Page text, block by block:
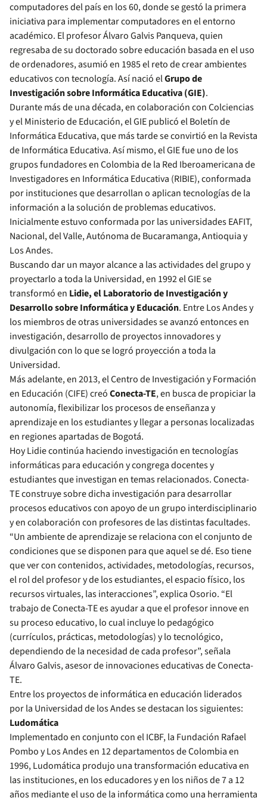
computadores del país en los 60, donde se gestó la primera
iniciativa para implementar computadores en el entorno
académico. El profesor Álvaro Galvis Panqueva, quien
regresaba de su doctorado sobre educación basada en el uso
de ordenadores, asumió en 1985 el reto de crear ambientes
educativos con tecnología. Así nació elGrupo de
Investigación sobre Informática Educativa (GIE).
Durante más de una década, en colaboración con Colciencias
y el Ministerio de Educación, el GIE publicó el Boletín de
Informática Educativa, que más tarde se convirtió en la Revista
de Informática Educativa. Así mismo, el GIE fue uno de los
grupos fundadores en Colombia de la Red Iberoamericana de
Investigadores en Informática Educativa (RIBIE), conformada
por instituciones que desarrollan o aplican tecnologías de la
información a la solución de problemas educativos.
Inicialmente estuvo conformada por las universidades EAFIT,
Nacional, del Valle, Autónoma de Bucaramanga, Antioquia y
Los Andes.
Buscando dar un mayor alcance a las actividades del grupo y
proyectarlo a toda la Universidad, en 1992 el GIE se
transformó en Lidie, el Laboratorio de Investigación y
Desarrollo sobre Informática y Educación. Entre Los Andes y
los miembros de otras universidades se avanzó entonces en
investigación, desarrollo de proyectos innovadores y
divulgación con lo que se logró proyección a toda la
Universidad.
Más adelante, en 2013, el Centro de Investigación y Formación
en Educación (CIFE) creóConecta-TE, en busca de propiciar la
autonomía, flexibilizar los procesos de enseñanza y
aprendizaje en los estudiantes y llegar a personas localizadas
en regiones apartadas de Bogotá.
Hoy Lidie continúa haciendo investigación en tecnologías
informáticas para educación y congrega docentes y
estudiantes que investigan en temas relacionados. Conecta-
TE construye sobre dicha investigación para desarrollar
procesos educativos con apoyo de un grupo interdisciplinario
y en colaboración con profesores de las distintas facultades.
“Un ambiente de aprendizaje se relaciona con el conjunto de
condiciones que se disponen para que aquel se dé. Eso tiene
que ver con contenidos, actividades, metodologías, recursos,
el rol del profesor y de los estudiantes, el espacio físico, los
recursos virtuales, las interacciones”, explica Osorio. “El
trabajo de Conecta-TE es ayudar a que el profesor innove en
su proceso educativo, lo cual incluye lo pedagógico
(currículos, prácticas, metodologías) y lo tecnológico,
dependiendo de la necesidad de cada profesor”, señala
Álvaro Galvis, asesor de innovaciones educativas de Conecta-
TE.
Entre los proyectos de informática en educación liderados
por la Universidad de los Andes se destacan los siguientes:
Ludomática
Implementado en conjunto con el ICBF, la Fundación Rafael
Pombo y Los Andes en 12 departamentos de Colombia en
1996, Ludomática produjo una transformación educativa en
las instituciones, en los educadores y en los niños de 7 a 12
años mediante el uso de la informática como una herramienta